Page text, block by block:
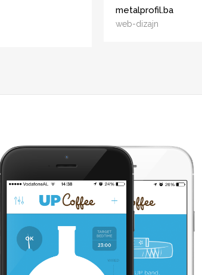
metalprofil.ba
web-dizajn